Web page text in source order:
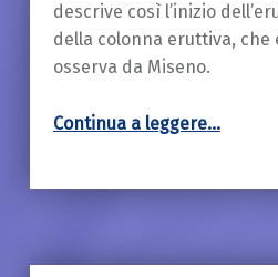
descrive così l’inizio
della colonna eruttiva, che
osserva da Miseno.
Continua a leggere…